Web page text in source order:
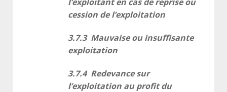
cession de l’exploitation
3.7.3 Mauvaise ou insuffisante
exploitation
3.7.4 Redevance sur
l’exploitation au profit du